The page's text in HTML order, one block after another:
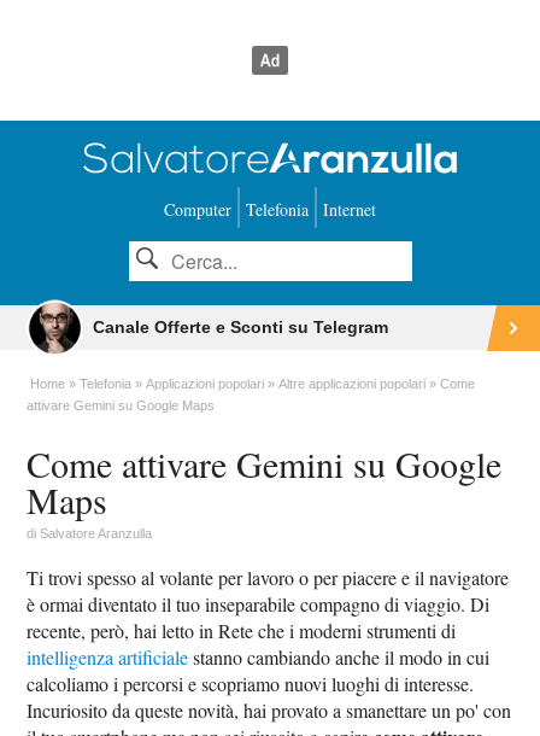
Computer Telefonia Internet
Canale Offerte e Sconti su Telegram
Home Telefonia Applicazioni popolari Altre applicazioni popolari
Come
attivare Gemini su Google Maps
Come attivare Gemini su Google
Maps
diSalvatore Aranzulla
Ti trovi spesso al volante per lavoro o per piacere e il navigatore
è ormai diventato il tuo inseparabile compagno di viaggio. Di
recente, però, hai letto in Rete che i moderni strumenti di
intelligenza artificialestanno cambiando anche il modo in cui
calcoliamo i percorsi e scopriamo nuovi luoghi di interesse.
Incuriosito da queste novità, hai provato a smanettare un po' con